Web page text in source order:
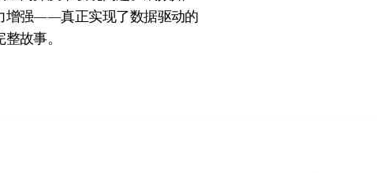
增强——真正实现了数据驱动的
整故事。